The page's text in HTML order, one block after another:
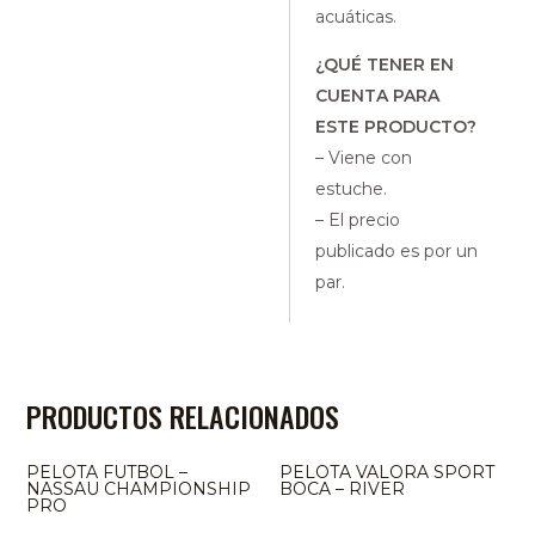
acuáticas.
¿QUÉ TENER EN
CUENTA PARA
ESTE PRODUCTO?
– Viene con
estuche.
– El precio
publicado es por un
par.
PRODUCTOS RELACIONADOS
PELOTA FUTBOL –
NASSAU CHAMPIONSHIP
PRO
PELOTA VALORA SPORT
BOCA – RIVER